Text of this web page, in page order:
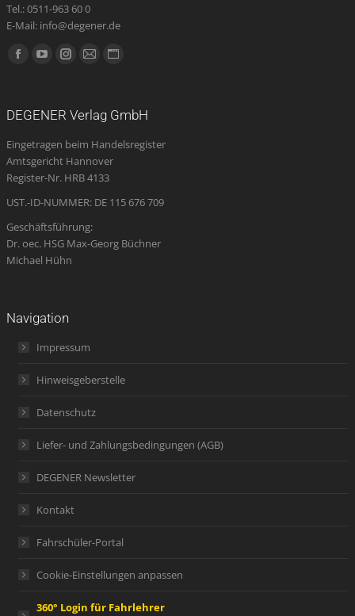
Tel.: 0511-963 60 0
E-Mail: info@degener.de
Finden Sie uns auf:
Facebook
in
new
window
YouTube
in
new
window
Instagram
in
new
window
E-
opens
in
new
window
Website
in
new
DEGENER Verlag GmbH
Eingetragen beim Handelsregister
Amtsgericht Hannover
Register-Nr. HRB 4133
UST.-ID-NUMMER: DE 115 676 709
Geschäftsführung:
Dr. oec. HSG Max-Georg Büchner
Michael Hühn
Navigation
Impressum
Hinweisgeberstelle
Datenschutz
Liefer- und Zahlungsbedingungen (AGB)
DEGENER Newsletter
Kontakt
Fahrschüler-Portal
Cookie-Einstellungen anpassen
360° Login für Fahrlehrer